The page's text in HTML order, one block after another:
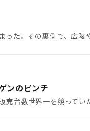
ンのピンチ